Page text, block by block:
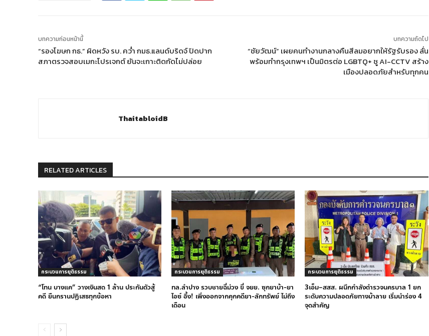
บทความก่อนหน้านี้
“รองโฆษก กธ.” ผิดหวัง รบ. คว่ำ กมธ.แลนด์บริดจ์ ปิดปาก
สภาตรวจสอบเมกะโปรเจกต์ ยันจะเกาะติดกัดไม่ปล่อย
บทความถัดไป
“ชัยวัฒน์” เผยคนทำงานกลางคืนสีลมอยากให้รัฐรับรอง ลั่น
พร้อมทำกรุงเทพฯ เป็นมิตรต่อ LGBTQ+ ชู AI-CCTV สร้าง
เมืองปลอดภัยสำหรับทุกคน
ThaitabloidB
RELATED ARTICLES
กระบวนการยุติธรรม
“โทน บางแค” วางเงินสด 1 ล้าน ประกันตัวสู้
คดี ยืนกรานปฏิเสธทุกข้อหา
กระบวนการยุติธรรม
ทล.ลำปาง รวบชายฉี่ม่วง ขี่ จยย. ซุกยาบ้า-ยา
ไอซ์ อึ้ง! เพิ่งออกจากคุกคดียา-ลักทรัพย์ ไม่ถึง
เดือน
กระบวนการยุติธรรม
3เอ็ม–สสส. ผนึกกำลังตำรวจนครบาล 1 ยก
ระดับความปลอดภัยทางม้าลาย เริ่มนำร่อง 4
จุดสำคัญ